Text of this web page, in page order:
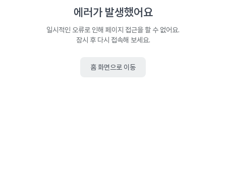
에러가 발생했어요
일시적인 오류로 인해 페이지 접근을 할 수 없어요.
잠시 후 다시 접속해 보세요.
홈 화면으로 이동